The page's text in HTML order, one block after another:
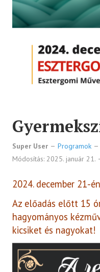
Super User Programok
Módosítás: 2025. január 21.
2024. december 21-
Az előadás előtt 15
hagyományos
kicsiket és nagyokat!